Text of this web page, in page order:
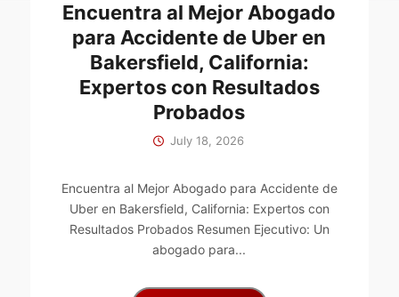
Encuentra al Mejor Abogado
para Accidente de Uber en
Bakersfield, California:
Expertos con Resultados
Probados
July 18, 2026
Encuentra al Mejor Abogado para Accidente de
Uber en Bakersfield, California: Expertos con
Resultados Probados Resumen Ejecutivo: Un
abogado para...